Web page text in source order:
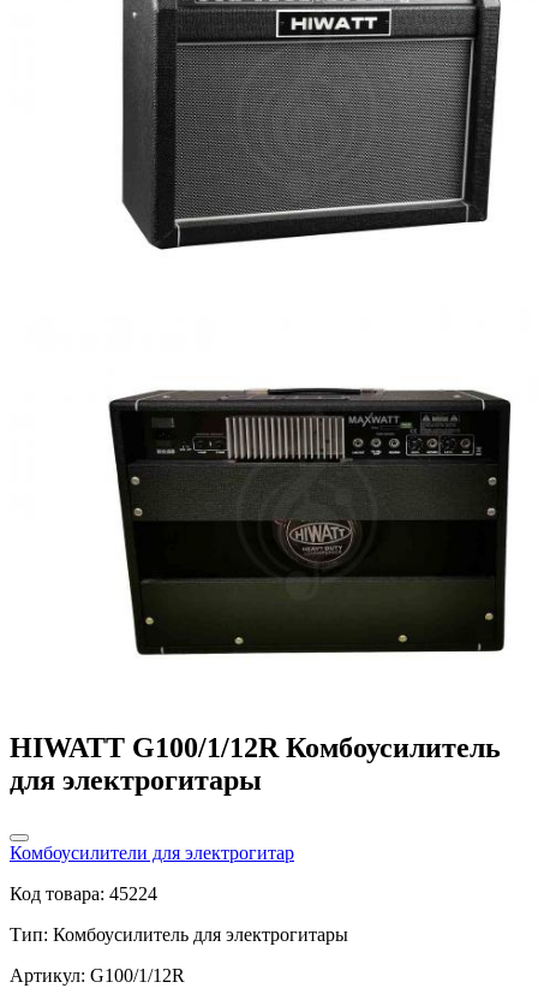
HIWATT G100/1/12R Комбоусилитель
для электрогитары
Комбоусилители для электрогитар
Код товара: 45224
Тип: Комбоусилитель для электрогитары
Артикул: G100/1/12R